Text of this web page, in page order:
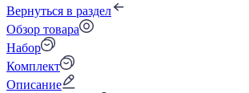
Вернуться в раздел
Обзор товара
Набор
Комплект
Описание